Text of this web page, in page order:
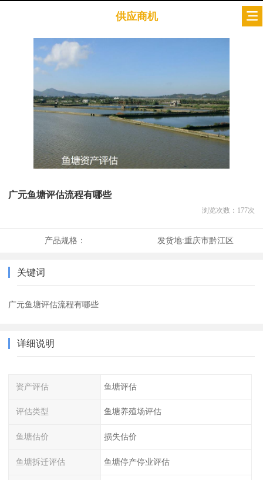
供应商机
广元鱼塘评估流程有哪些
浏览次数： 177次
产品规格： 发货地:重庆市黔江区
关键词
广元鱼塘评估流程有哪些
详细说明
资产评估 鱼塘评估
评估类型 鱼塘养殖场评估
鱼塘估价 损失估价
鱼塘拆迁评估 鱼塘停产停业评估